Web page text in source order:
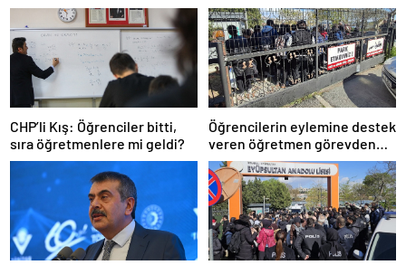
CHP’li Kış: Öğrenciler bitti,
sıra öğretmenlere mi geldi?
Öğrencilerin eylemine destek
veren öğretmen görevden
uzaklaştırıldı